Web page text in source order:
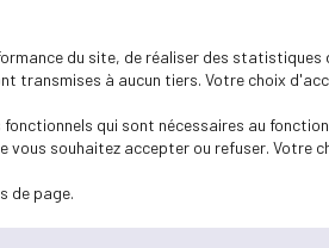
du site, de réaliser des
transmises à aucun tiers. Votre choix
qui sont nécessaires au
souhaitez accepter ou refuser. Votre
de page.